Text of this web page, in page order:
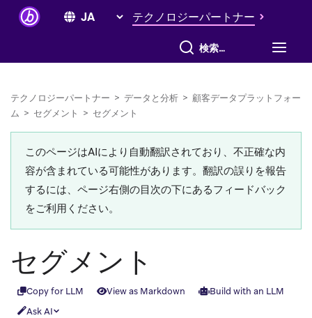
テクノロジーパートナー
すべて検索
テクノロジーパートナー > データと分析 > 顧客データプラットフォー
ム > セグメント > セグメント
このページはAIにより自動翻訳されており、不正確な内
容が含まれている可能性があります。翻訳の誤りを報告
するには、ページ右側の目次の下にあるフィードバック
をご利用ください。
セグメント
Copy for LLM View as Markdown
Build with an LLM
Ask AI